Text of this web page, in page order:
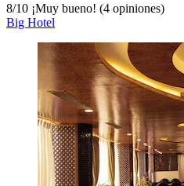
8/10 ¡Muy bueno! (4 opiniones)
Big Hotel